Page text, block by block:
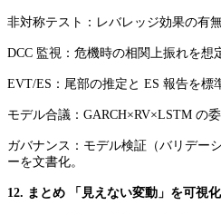
非対称テスト：レバレッジ効果の有
DCC 監視：危機時の相関上振れを想
EVT/ES：尾部の推定と ES 報告を標
モデル合議：GARCH×RV×LSTM の
ガバナンス：モデル検証（バリデー
ーを文書化。
12. まとめ 「見えない変動」を可視